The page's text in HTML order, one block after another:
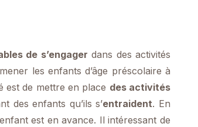
de s’engager dans des activités
les enfants d’âge préscolaire à
est de mettre en place des activités
des enfants qu’ils s’entraident. En
est en avance. Il intéressant de